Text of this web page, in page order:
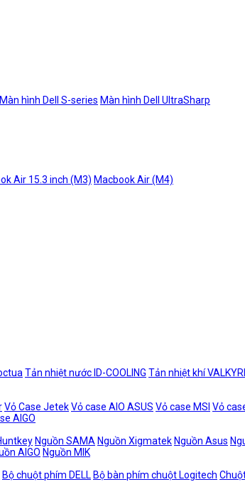
Màn hình Dell S-series Màn hình Dell UltraSharp
Air 15.3 inch (M3) Macbook Air (M4)
Tản nhiệt nước ID-COOLING Tản nhiệt khí
Vỏ Case JetekVỏ case AIO ASUS Vỏ case MSI Vỏ
AIGO
Nguồn SAMA Nguồn Xigmatek Nguồn Asus
AIGO Nguồn MIK
Bộ chuột phím DELL Bộ bàn phím chuột Logitech